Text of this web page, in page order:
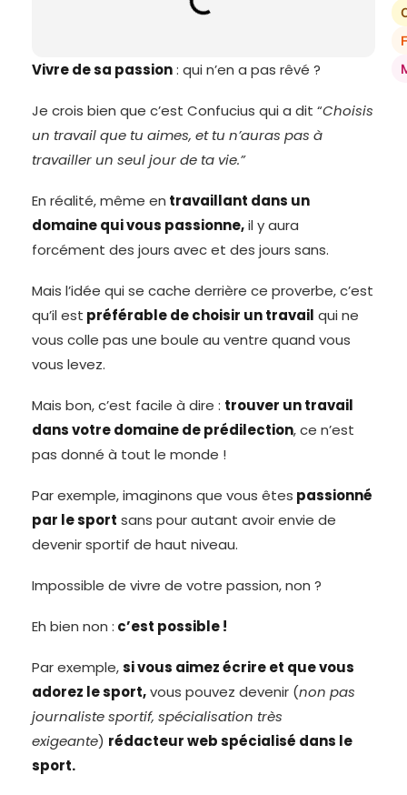
Vivre de sa passion: qui n’en a pas rêvé ?
Je crois bien que c’est Confucius qui a dit “Choisis
un travail que tu aimes, et tu n’auras pas à
travailler un seul jour de ta vie.”
En réalité, même en travaillant dans un
domaine qui vous passionne,il y aura
forcément des jours avec et des jours sans.
Mais l’idée qui se cache derrière ce proverbe, c’est
qu’il est préférable de choisir un travail qui ne
vous colle pas une boule au ventre quand vous
vous levez.
Mais bon, c’est facile à dire : trouver un travail
dans votre domaine de prédilection, ce n’est
pas donné à tout le monde !
Par exemple, imaginons que vous êtes passionné
par le sport sans pour autant avoir envie de
devenir sportif de haut niveau.
Impossible de vivre de votre passion, non ?
Eh bien non : c’est possible !
Par exemple,si vous aimez écrire et que vous
adorez le sport,vous pouvez devenir (non pas
journaliste sportif, spécialisation très
exigeante) rédacteur web spécialisé dans le
sport.